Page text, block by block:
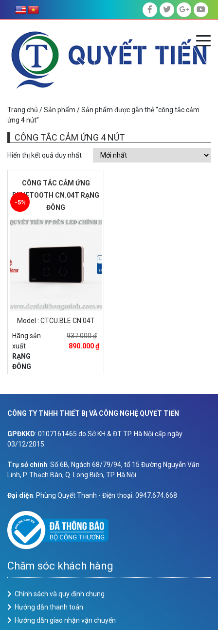
Trang chủ /Sản phẩm / Sản phẩm được gắn thẻ “công tắc cảm
ứng 4 nút”
CÔNG TẮC CẢM ỨNG 4 NÚT
Hiển thị kết quả duy nhất
CÔNG TẮC CẢM ỨNG
BLUETOOTH CN.04T RẠNG
ĐÔNG
Model : CTCU.BLE CN.04T
Hãng sản
xuất
RẠNG
ĐÔNG
937.000 ₫
890.000 ₫
-5%
CÔNG TY TNHH THIẾT BỊ VÀ CÔNG NGHỆ QUYẾT TIẾN
GPĐKKD: 0107161465 do Sở KH & ĐT TP. Hà Nội cấp ngày
03/12/2015.
Trụ sở chính: Số 6B, Ngách 68/79/94, tổ 15 Đường Nguyễn Văn
Linh, P. Thạch Bàn, Q. Long Biên, TP. Hà Nội.
Đại diện: Phùng Quyết Thanh - Điện thoại: 0947.674.668
Chăm sóc khách hàng
Chính sách và quy định chung
Hướng dẫn thanh toán
Hướng dẫn giao nhận vận chuyển